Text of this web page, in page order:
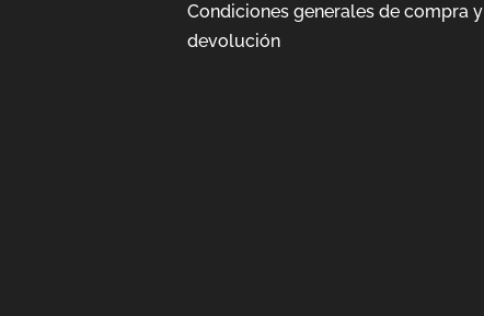
Condiciones generales de compra y
devolución